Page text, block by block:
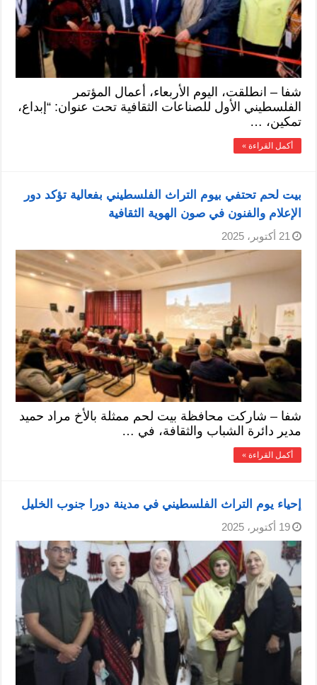
شفا – انطلقت، اليوم الأربعاء، أعمال المؤتمر
الفلسطيني الأول للصناعات الثقافية تحت عنوان: “إبداع،
تمكين، …
أكمل القراءة »
بيت لحم تحتفي بيوم التراث الفلسطيني بفعالية تؤكد دور
الإعلام والفنون في صون الهوية الثقافية
21 أكتوبر، 2025
شفا – شاركت محافظة بيت لحم ممثلة بالأخ مراد حميد
مدير دائرة الشباب والثقافة، في …
أكمل القراءة »
إحياء يوم التراث الفلسطيني في مدينة دورا جنوب الخليل
19 أكتوبر، 2025